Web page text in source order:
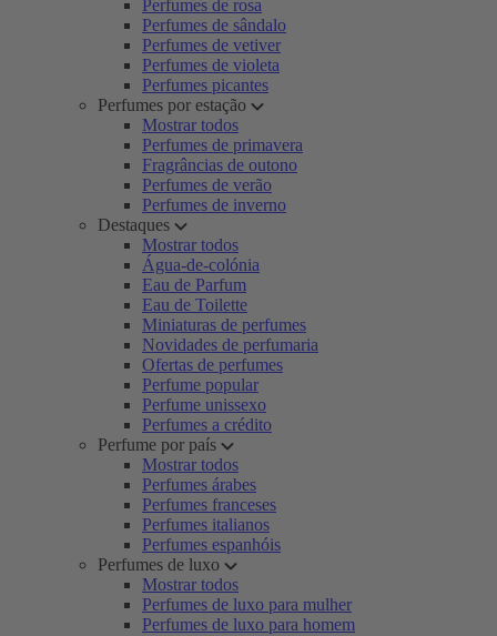
Perfumes de rosa
Perfumes de sândalo
Perfumes de vetiver
Perfumes de violeta
Perfumes picantes
Perfumes por estação
Mostrar todos
Perfumes de primavera
Fragrâncias de outono
Perfumes de verão
Perfumes de inverno
Destaques
Mostrar todos
Água-de-colónia
Eau de Parfum
Eau de Toilette
Miniaturas de perfumes
Novidades de perfumaria
Ofertas de perfumes
Perfume popular
Perfume unissexo
Perfumes a crédito
Perfume por país
Mostrar todos
Perfumes árabes
Perfumes franceses
Perfumes italianos
Perfumes espanhóis
Perfumes de luxo
Mostrar todos
Perfumes de luxo para mulher
Perfumes de luxo para homem